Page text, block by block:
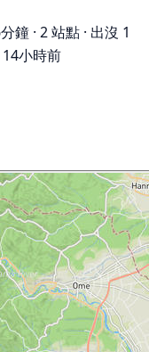
鐘 · 2 站點 · 出沒 1
小時前